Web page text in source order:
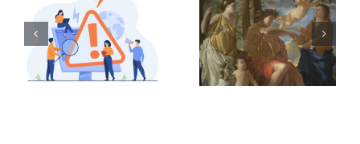
(Document
Unique
d’Évaluation
des Risques
Professionnels)
Le 25e
Printemps